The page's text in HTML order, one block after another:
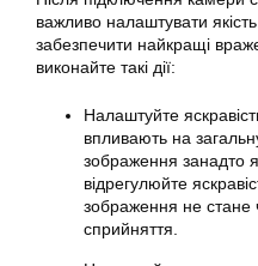
важливо налаштувати
забезпечити найкращі
виконайте такі дії:
Налаштуйте
впливають на
зображення занадто
відрегулюйте
зображення не стане
сприйняття.